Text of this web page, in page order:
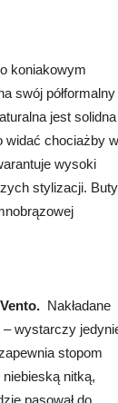
o koniakowym
swój półformalny
jest
widać chociażby w
wysoki
stylizacji. Buty
Nakładane
– wystarczy
stopom
nitką,
pasował do